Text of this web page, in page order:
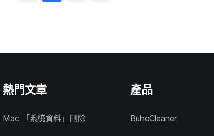
熱門文章
Mac 「系統資料」刪除
產品
BuhoCleaner